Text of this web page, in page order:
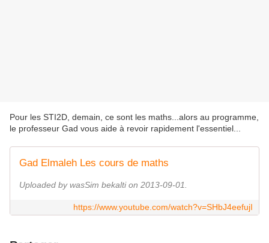
Pour les STI2D, demain, ce sont les maths...alors au programme,
le professeur Gad vous aide à revoir rapidement l'essentiel...
Gad Elmaleh Les cours de maths
Uploaded by wasSim bekalti on 2013-09-01.
https://www.youtube.com/watch?v=SHbJ4eefujI